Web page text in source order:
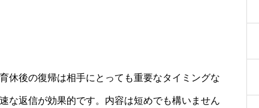
休後の復帰は相手にとっても重要なタイミングな
な返信が効果的です。内容は短めでも構いません